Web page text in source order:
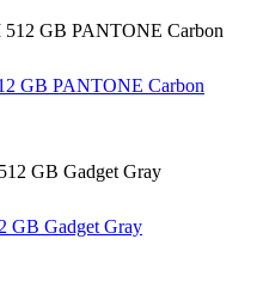
GB PANTONE Carbon
GB Gadget Gray